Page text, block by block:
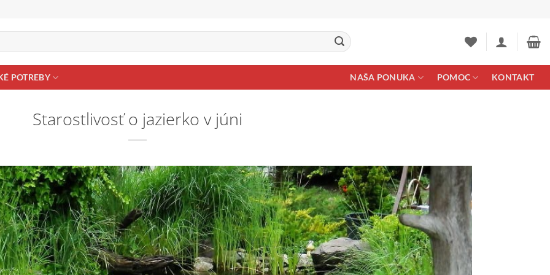
POTREBY NAŠA PONUKA POMOC KONTAKT
Starostlivosť o jazierko v júni